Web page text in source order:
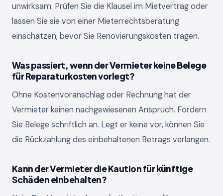
unwirksam. Prüfen Sie die Klausel im Mietvertrag oder
lassen Sie sie von einer Mieterrechtsberatung
einschätzen, bevor Sie Renovierungskosten tragen.
Was passiert, wenn der Vermieter keine Belege
für Reparaturkosten vorlegt?
Ohne Kostenvoranschlag oder Rechnung hat der
Vermieter keinen nachgewiesenen Anspruch. Fordern
Sie Belege schriftlich an. Legt er keine vor, können Sie
die Rückzahlung des einbehaltenen Betrags verlangen.
Kann der Vermieter die Kaution für künftige
Schäden einbehalten?